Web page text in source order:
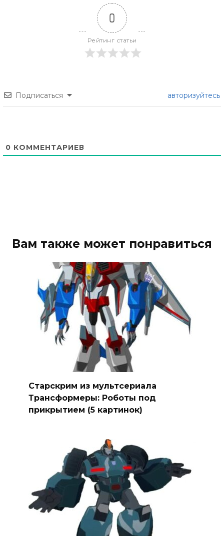
0
Рейтинг статьи
Подписаться авторизуйтесь
0 КОММЕНТАРИЕВ
Вам также может понравиться
Старскрим из мультсериала
Трансформеры: Роботы под
прикрытием (5 картинок)